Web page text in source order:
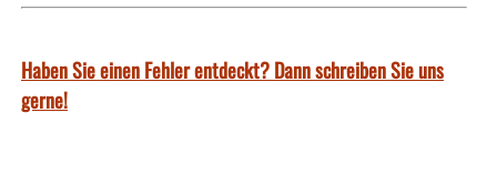
Haben Sie einen Fehler entdeckt? Dann schreiben Sie uns
gerne!